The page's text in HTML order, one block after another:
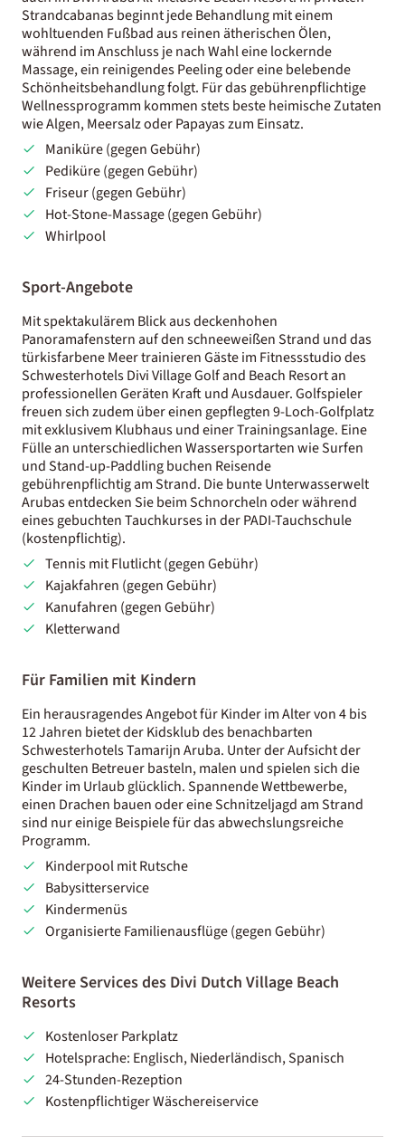
Strandcabanas beginnt jede Behandlung mit einem
wohltuenden Fußbad aus reinen ätherischen Ölen,
während im Anschluss je nach Wahl eine lockernde
Massage, ein reinigendes Peeling oder eine belebende
Schönheitsbehandlung folgt. Für das gebührenpflichtige
Wellnessprogramm kommen stets beste heimische Zutaten
wie Algen, Meersalz oder Papayas zum Einsatz.
Maniküre (gegen Gebühr)
Pediküre (gegen Gebühr)
Friseur (gegen Gebühr)
Hot-Stone-Massage (gegen Gebühr)
Whirlpool
Sport-Angebote
Mit spektakulärem Blick aus deckenhohen
Panoramafenstern auf den schneeweißen Strand und das
türkisfarbene Meer trainieren Gäste im Fitnessstudio des
Schwesterhotels Divi Village Golf and Beach Resort an
professionellen Geräten Kraft und Ausdauer. Golfspieler
freuen sich zudem über einen gepflegten 9-Loch-Golfplatz
mit exklusivem Klubhaus und einer Trainingsanlage. Eine
Fülle an unterschiedlichen Wassersportarten wie Surfen
und Stand-up-Paddling buchen Reisende
gebührenpflichtig am Strand. Die bunte Unterwasserwelt
Arubas entdecken Sie beim Schnorcheln oder während
eines gebuchten Tauchkurses in der PADI-Tauchschule
(kostenpflichtig).
Tennis mit Flutlicht (gegen Gebühr)
Kajakfahren (gegen Gebühr)
Kanufahren (gegen Gebühr)
Kletterwand
Für Familien mit Kindern
Ein herausragendes Angebot für Kinder im Alter von 4 bis
12 Jahren bietet der Kidsklub des benachbarten
Schwesterhotels Tamarijn Aruba. Unter der Aufsicht der
geschulten Betreuer basteln, malen und spielen sich die
Kinder im Urlaub glücklich. Spannende Wettbewerbe,
einen Drachen bauen oder eine Schnitzeljagd am Strand
sind nur einige Beispiele für das abwechslungsreiche
Programm.
Kinderpool mit Rutsche
Babysitterservice
Kindermenüs
Organisierte Familienausflüge (gegen Gebühr)
Weitere Services des Divi Dutch Village Beach
Resorts
Kostenloser Parkplatz
Hotelsprache: Englisch, Niederländisch, Spanisch
24-Stunden-Rezeption
Kostenpflichtiger Wäschereiservice